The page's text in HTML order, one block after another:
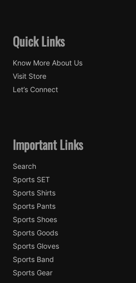
Quick Links
Know More About Us
Visit Store
Let’s Connect
Important Links
Search
Sports SET
Sports Shirts
Sports Pants
Sports Shoes
Sports Goods
Sports Gloves
Sports Band
Sports Gear